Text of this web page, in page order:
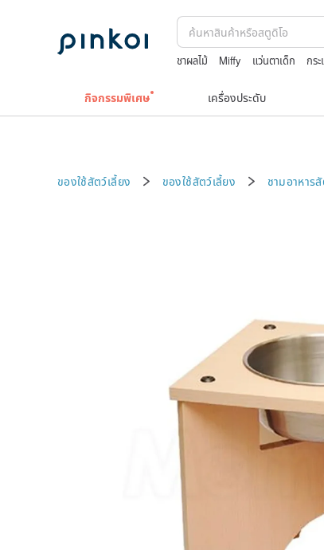
ชาผลไม้ Miffy แว่นตาเด็ก กร
กิจกรรมพิเศษ เครื่องประดับ
ของใช้สัตว์เลี้ยง ของใช้สัตว์เลี้ยง ชามอาหาร